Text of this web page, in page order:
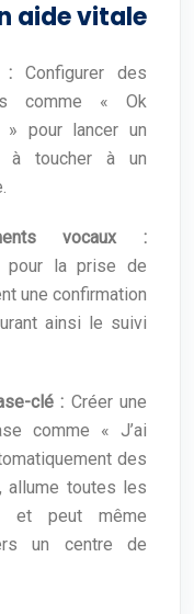
aide vitale
:Configurer des
comme « Ok
pour lancer un
à toucher à un
vocaux :
pour la prise de
une confirmation
ainsi le suivi
clé : Créer une
comme « J’ai
des
allume toutes les
et peut même
un centre de